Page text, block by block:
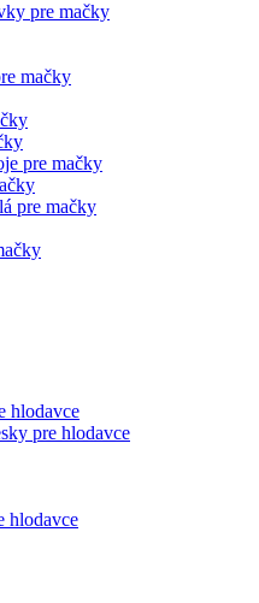
pre mačky
mačky
pre mačky
pre mačky
hlodavce
pre hlodavce
hlodavce